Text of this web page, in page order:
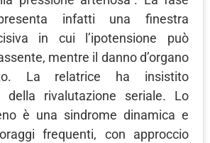
infatti una finestra
in cui l’ipotensione può
mentre il danno d’organo
La relatrice ha insistito
della rivalutazione seriale. Lo
è una sindrome dinamica e
frequenti, con approccio